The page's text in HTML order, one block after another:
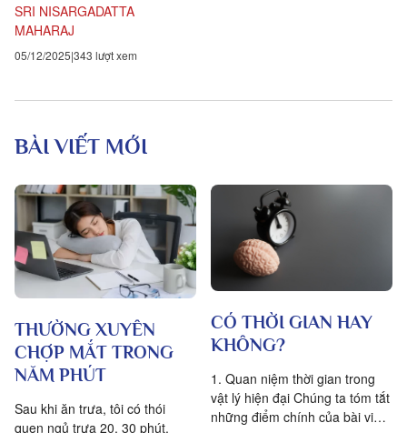
SRI NISARGADATTA
MAHARAJ
05/12/2025 343 lượt xem
BÀI VIẾT MỚI
THƯỜNG XUYÊN
CHỢP MẮT TRONG
NĂM PHÚT
Sau khi ăn trưa, tôi có thói
quen ngủ trưa 20, 30 phút.
CÓ THỜI GIAN HAY
KHÔNG?
1. Quan niệm thời gian trong
vật lý hiện đại Chúng ta tóm tắt
những điểm chính của bài viết